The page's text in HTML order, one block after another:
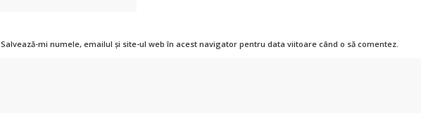
Salvează-mi numele, emailul și site-ul web în acest navigator pentru data viitoare când o să comentez.